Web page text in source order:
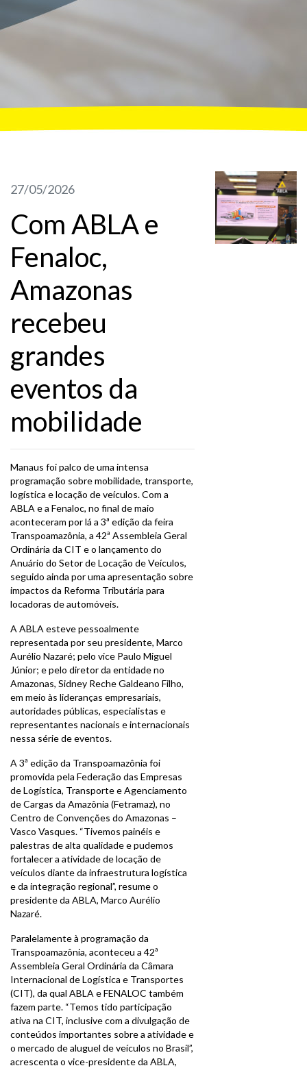
27/05/2026
Com ABLA e
Fenaloc,
Amazonas
recebeu
grandes
eventos da
mobilidade
Manaus foi palco de uma intensa
programação sobre mobilidade, transporte,
logística e locação de veículos. Com a
ABLA e a Fenaloc, no final de maio
aconteceram por lá a 3ª edição da feira
Transpoamazônia, a 42ª Assembleia Geral
Ordinária da CIT e o lançamento do
Anuário do Setor de Locação de Veículos,
seguido ainda por uma apresentação sobre
impactos da Reforma Tributária para
locadoras de automóveis.
A ABLA esteve pessoalmente
representada por seu presidente, Marco
Aurélio Nazaré; pelo vice Paulo Miguel
Júnior; e pelo diretor da entidade no
Amazonas, Sidney Reche Galdeano Filho,
em meio às lideranças empresariais,
autoridades públicas, especialistas e
representantes nacionais e internacionais
nessa série de eventos.
A 3ª edição da Transpoamazônia foi
promovida pela Federação das Empresas
de Logística, Transporte e Agenciamento
de Cargas da Amazônia (Fetramaz), no
Centro de Convenções do Amazonas –
Vasco Vasques. “Tivemos painéis e
palestras de alta qualidade e pudemos
fortalecer a atividade de locação de
veículos diante da infraestrutura logística
e da integração regional”, resume o
presidente da ABLA, Marco Aurélio
Nazaré.
Paralelamente à programação da
Transpoamazônia, aconteceu a 42ª
Assembleia Geral Ordinária da Câmara
Internacional de Logística e Transportes
(CIT), da qual ABLA e FENALOC também
fazem parte. “Temos tido participação
ativa na CIT, inclusive com a divulgação de
conteúdos importantes sobre a atividade e
o mercado de aluguel de veículos no Brasil”,
acrescenta o vice-presidente da ABLA,